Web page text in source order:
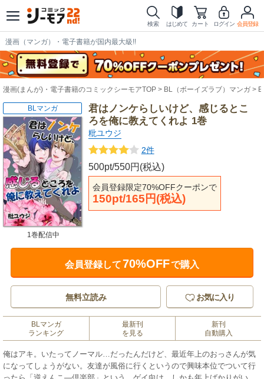
検索 はじめて カート ログイン 会員登録
漫画（マンガ）・電子書籍が国内最大級!!
漫画(まんが)・電子書籍のコミックシーモアTOP BL（ボーイズラブ）マンガ
君はノンケらしいけど、感じるとこ
ろを俺に教えてくれよ 1巻
粃ユウジ
2件
500pt/550円(税込)
会員登録限定70%OFFクーポンで
150pt/165円(税込)
BLマンガ
1巻配信中
会員登録して70%OFFで購入
無料立読み お気に入り
BLマンガ
ランキング
最新刊
を見る
新刊
自動購入
俺はアキ。いたってノーマル…だったんだけど、最近年上のおっさんが気
になってしょうがない。友達が風俗に行くというので興味本位でついて行